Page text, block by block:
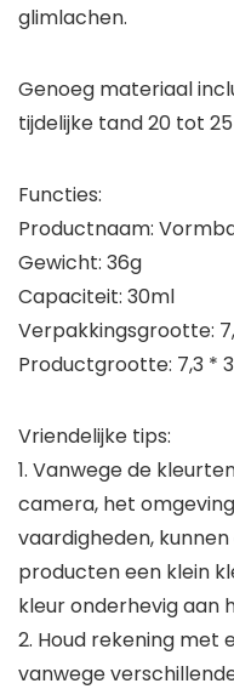
glimlachen.
Genoeg materiaal
tijdelijke tand 20 tot
Functies:
Productnaam:
Gewicht: 36g
Capaciteit: 30ml
Verpakkingsgrootte:
Productgrootte: 7,3 *
Vriendelijke tips:
1. Vanwege de
camera, het
vaardigheden,
producten een klein
kleur onderhevig aan
2. Houd rekening met
vanwege